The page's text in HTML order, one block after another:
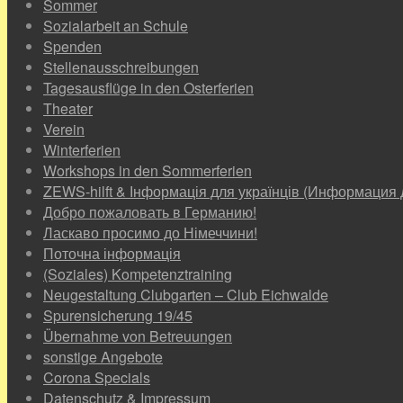
Sommer
Sozialarbeit an Schule
Spenden
Stellenausschreibungen
Tagesausflüge in den Osterferien
Theater
Verein
Winterferien
Workshops in den Sommerferien
ZEWS-hilft & Інформація для українців (Информация
Добро пожаловать в Германию!
Ласкаво просимо до Німеччини!
Поточна інформація
(Soziales) Kompetenztraining
Neugestaltung Clubgarten – Club Eichwalde
Spurensicherung 19/45
Übernahme von Betreuungen
sonstige Angebote
Corona Specials
Datenschutz & Impressum